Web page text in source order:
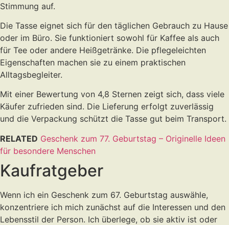
Stimmung auf.
Die Tasse eignet sich für den täglichen Gebrauch zu Hause
oder im Büro. Sie funktioniert sowohl für Kaffee als auch
für Tee oder andere Heißgetränke. Die pflegeleichten
Eigenschaften machen sie zu einem praktischen
Alltagsbegleiter.
Mit einer Bewertung von 4,8 Sternen zeigt sich, dass viele
Käufer zufrieden sind. Die Lieferung erfolgt zuverlässig
und die Verpackung schützt die Tasse gut beim Transport.
RELATED Geschenk zum 77. Geburtstag – Originelle Ideen
für besondere Menschen
Kaufratgeber
Wenn ich ein Geschenk zum 67. Geburtstag auswähle,
konzentriere ich mich zunächst auf die Interessen und den
Lebensstil der Person. Ich überlege, ob sie aktiv ist oder